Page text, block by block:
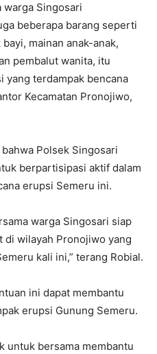
warga Singosari
beberapa barang seperti
mainan anak-anak,
pembalut wanita, itu
yang terdampak bencana
Kecamatan Pronojiwo,
Polsek Singosari
berpartisipasi aktif dalam
erupsi Semeru ini.
warga Singosari siap
di wilayah Pronojiwo yang
kali ini,” terang Robial.
ini dapat membantu
erupsi Gunung Semeru.
untuk bersama membantu